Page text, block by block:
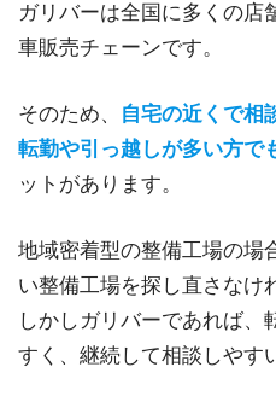
ガリバーは全国に多くの店
車販売チェーンです。
そのため、 自宅の近くで相
転勤や引っ越しが多い方で
ットがあります。
地域密着型の整備工場の場
い整備工場を探し直さなけ
しかしガリバーであれば、
すく、継続して相談しやす